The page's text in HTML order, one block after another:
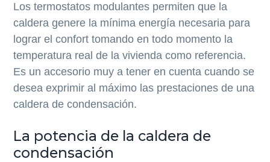
Los termostatos modulantes permiten que la
caldera genere la mínima energía necesaria para
lograr el confort tomando en todo momento la
temperatura real de la vivienda como referencia.
Es un accesorio muy a tener en cuenta cuando se
desea exprimir al máximo las prestaciones de una
caldera de condensación.
La potencia de la caldera de
condensación